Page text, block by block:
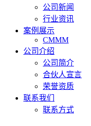
公司新闻
行业资讯
案例展示
CMMM
公司介绍
公司简介
合伙人宣言
荣誉资质
联系我们
联系方式